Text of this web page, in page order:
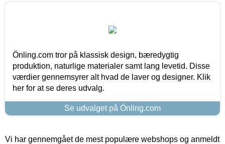
Önling.com tror på klassisk design, bæredygtig
produktion, naturlige materialer samt lang levetid. Disse
værdier gennemsyrer alt hvad de laver og designer. Klik
her for at se deres udvalg.
Se udvalget på Önling.com
Vi har gennemgået de mest populære webshops og anmeldt